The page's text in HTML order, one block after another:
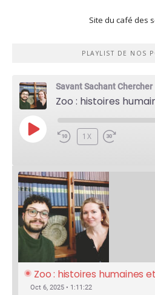
Site du café des
PLAYLIST DE NOS
Savant Sachant Chercher
PLAY
EPISODE
1X
Zoo : histoires humaines
Violette Pouillard
Oct 6, 2025 • 1:11:22